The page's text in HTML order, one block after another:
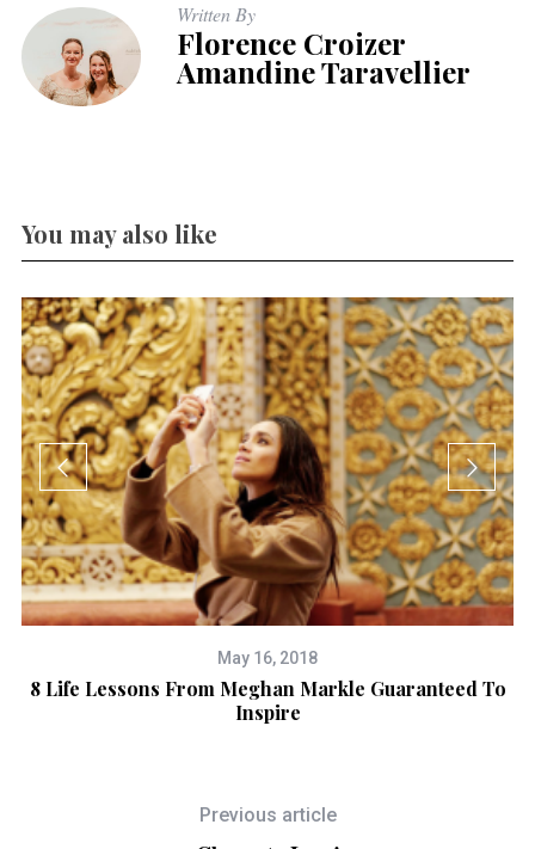
Written By
Florence Croizer
Amandine Taravellier
You may also like
May 16, 2018
8 Life Lessons From Meghan Markle Guaranteed To
Inspire
Previous article